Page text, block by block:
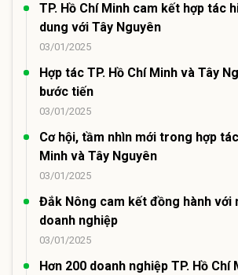
TP. Hồ Chí Minh cam kết hợp tác
dung với Tây Nguyên
03/01/2025
Hợp tác TP. Hồ Chí Minh và Tây
bước tiến
03/01/2025
Cơ hội, tầm nhìn mới trong hợp
Minh và Tây Nguyên
03/01/2025
Đắk Nông cam kết đồng hành với
doanh nghiệp
03/01/2025
Hơn 200 doanh nghiệp TP. Hồ Chí